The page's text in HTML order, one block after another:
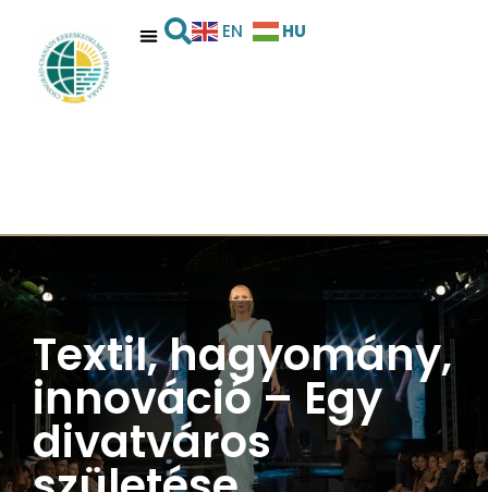
EN HU
Textil, hagyomány,
innováció – Egy
divatváros